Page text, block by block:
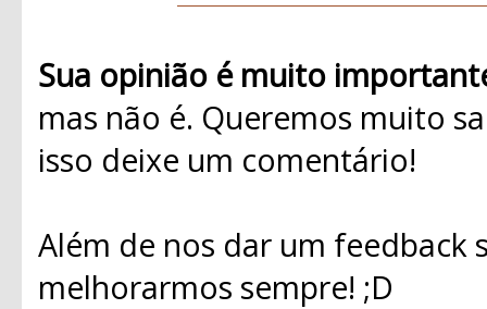
Sua opinião é muito
mas não é. Queremos muito
isso deixe um comentário!
Além de nos dar um
melhorarmos sempre! ;D